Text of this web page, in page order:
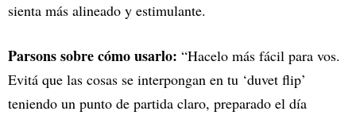
sienta más alineado y estimulante.
Parsons sobre cómo usarlo: “Hacelo más fácil para vos.
Evitá que las cosas se interpongan en tu ‘duvet flip’
teniendo un punto de partida claro, preparado el día